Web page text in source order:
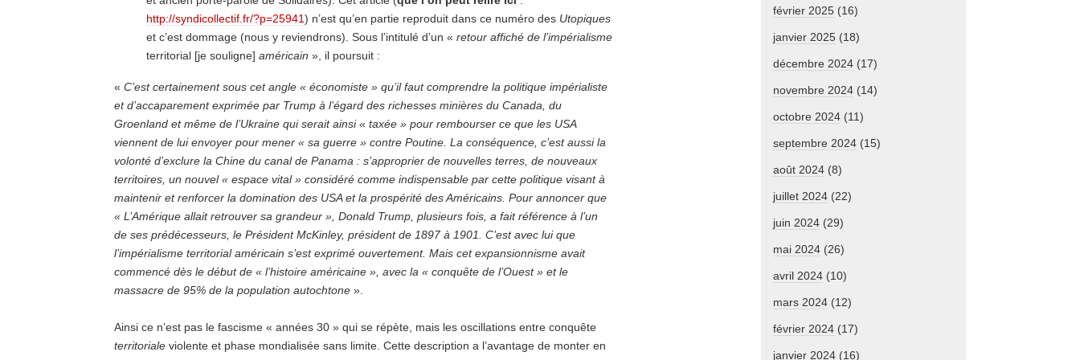
http://syndicollectif.fr/?p=25941) n’est qu’en partie reproduit dans ce numéro des Utopiques
et c’est dommage (nous y reviendrons). Sous l’intitulé d’un « retour affiché de l’impérialisme
territorial [je souligne] américain », il poursuit :
« C’est certainement sous cet angle « économiste » qu’il faut comprendre la politique impérialiste
et d’accaparement exprimée par Trump à l’égard des richesses minières du Canada, du
Groenland et même de l’Ukraine qui serait ainsi « taxée » pour rembourser ce que les USA
viennent de lui envoyer pour mener « sa guerre » contre Poutine. La conséquence, c’est aussi la
volonté d’exclure la Chine du canal de Panama : s’approprier de nouvelles terres, de nouveaux
territoires, un nouvel « espace vital » considéré comme indispensable par cette politique visant à
maintenir et renforcer la domination des USA et la prospérité des Américains. Pour annoncer que
« L’Amérique allait retrouver sa grandeur », Donald Trump, plusieurs fois, a fait référence à l’un
de ses prédécesseurs, le Président McKinley, président de 1897 à 1901. C’est avec lui que
l’impérialisme territorial américain s’est exprimé ouvertement. Mais cet expansionnisme avait
commencé dès le début de « l’histoire américaine », avec la « conquête de l’Ouest » et le
massacre de 95% de la population autochtone ».
Ainsi ce n’est pas le fascisme « années 30 » qui se répète, mais les oscillations entre conquête
territoriale violente et phase mondialisée sans limite. Cette description a l’avantage de monter en
février 2025 (16)
janvier 2025 (18)
décembre 2024 (17)
novembre 2024 (14)
octobre 2024 (11)
septembre 2024 (15)
août 2024 (8)
juillet 2024 (22)
juin 2024 (29)
mai 2024 (26)
avril 2024 (10)
mars 2024 (12)
février 2024 (17)
janvier 2024 (16)